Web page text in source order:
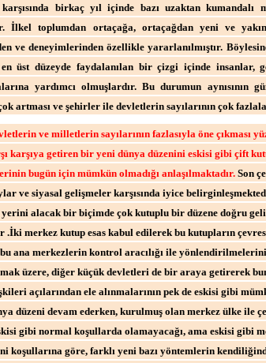
karşısında birkaç yıl içinde bazı uzaktan kumandalı
İlkel toplumdan ortaçağa, ortaçağdan yeni ve
ve deneyimlerinden özellikle yararlanılmıştır.
üst düzeyde faydalanılan bir çizgi içinde insanlar,
yardımcı olmuşlardır. Bu durumun aynısının
artması ve şehirler ile devletlerin sayılarının çok
ve milletlerin sayılarının fazlasıyla öne çıkması
karşıya getiren bir yeni dünya düzenini eskisi gibi çift
bugün için mümkün olmadığı anlaşılmaktadır. Son
ve siyasal gelişmeler karşısında iyice
yerini alacak bir biçimde çok kutuplu bir düzene doğru
.İki merkez kutup esas kabul edilerek bu kutupların
ana merkezlerin kontrol aracılığı ile
üzere, diğer küçük devletleri de bir araya getirerek
açılarından ele alınmalarının pek de eskisi gibi
düzeni devam ederken, kurulmuş olan merkez ülke ile
gibi normal koşullarda olamayacağı, ama eskisi gibi
koşullarına göre, farklı yeni bazı yöntemlerin